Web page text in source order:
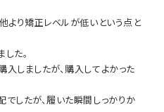
より矯正レベルが低いという点と
た。
しましたが、購入してよかった
したが、履いた瞬間しっかりか